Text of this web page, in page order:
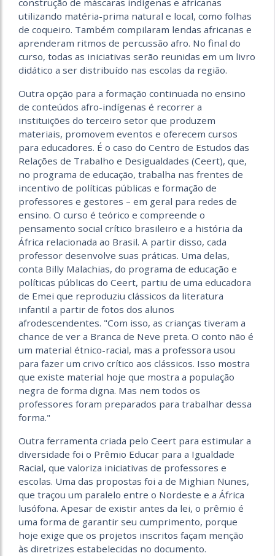
construção de máscaras indígenas e africanas
utilizando matéria-prima natural e local, como folhas
de coqueiro. Também compilaram lendas africanas e
aprenderam ritmos de percussão afro. No final do
curso, todas as iniciativas serão reunidas em um livro
didático a ser distribuído nas escolas da região.
Outra opção para a formação continuada no ensino
de conteúdos afro-indígenas é recorrer a
instituições do terceiro setor que produzem
materiais, promovem eventos e oferecem cursos
para educadores. É o caso do Centro de Estudos das
Relações de Trabalho e Desigualdades (Ceert), que,
no programa de educação, trabalha nas frentes de
incentivo de políticas públicas e formação de
professores e gestores – em geral para redes de
ensino. O curso é teórico e compreende o
pensamento social crítico brasileiro e a história da
África relacionada ao Brasil. A partir disso, cada
professor desenvolve suas práticas. Uma delas,
conta Billy Malachias, do programa de educação e
políticas públicas do Ceert, partiu de uma educadora
de Emei que reproduziu clássicos da literatura
infantil a partir de fotos dos alunos
afrodescendentes. "Com isso, as crianças tiveram a
chance de ver a Branca de Neve preta. O conto não é
um material étnico-racial, mas a professora usou
para fazer um crivo crítico aos clássicos. Isso mostra
que existe material hoje que mostra a população
negra de forma digna. Mas nem todos os
professores foram preparados para trabalhar dessa
forma."
Outra ferramenta criada pelo Ceert para estimular a
diversidade foi o Prêmio Educar para a Igualdade
Racial, que valoriza iniciativas de professores e
escolas. Uma das propostas foi a de Mighian Nunes,
que traçou um paralelo entre o Nordeste e a África
lusófona. Apesar de existir antes da lei, o prêmio é
uma forma de garantir seu cumprimento, porque
hoje exige que os projetos inscritos façam menção
às diretrizes estabelecidas no documento.